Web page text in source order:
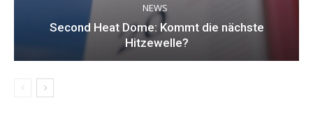
NEWS
Second Heat Dome: Kommt die nächste
Hitzewelle?